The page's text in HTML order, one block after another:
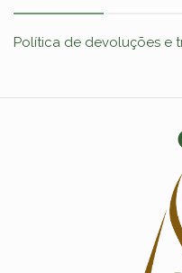
Política de devoluções e